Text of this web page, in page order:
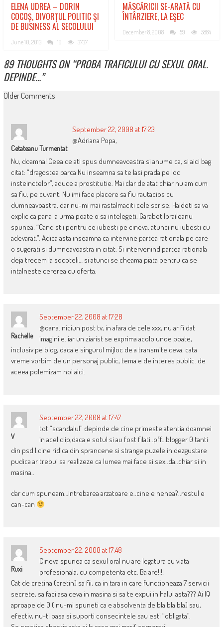
ELENA UDREA – DORIN
COCOȘ, DIVORȚUL POLITIC ŞI
DE BUSINESS AL SECOLULUI
June 10, 2013 19 3737
MĂSCĂRICII SE-ARATĂ CU
ÎNTÂRZIERE, LA EŞEC
December 8, 2008 59 5884
89 THOUGHTS ON “PROBA TRAFICULUI CU SEXUL ORAL.
DEPINDE…”
COMMENT
Older Comments
Cetateanu Turmentat
September 22, 2008 at 17:23
@Adriana Popa,
Nu, doamna! Ceea ce ati spus dumneavoastra si anume ca, si aici bag
citat: “dragostea parca Nu inseamna sa te lasi prada pe loc
insteinctelor”, aduce a prostitutie. Mai clar de atat chiar nu am cum
sa fiu, pe cuvant. Nu imi face placere sa fiu rautacios cu
dumneavoastra, dar nu-mi mai rastalmaciti cele scrise. Haideti sa va
explic ca pana la urma poate o sa intelegeti. Garabet Ibraileanu
spunea: “Cand stii pentru ce iubesti pe cineva, atunci nu iubesti cu
adevarat.”. Adica asta inseamna ca intervine partea rationala pe care
o sugerati si dumneavoastra in citat. Si intervenind partea rationala
deja trecem la socoteli… si atunci se cheama piata pentru ca se
intalneste cererea cu oferta.
Rachelle
September 22, 2008 at 17:28
@oana. niciun post tv, in afara de cele xxx, nu ar fi dat
imaginile. iar un ziarist se exprima acolo unde poate,
inclusiv pe blog, daca e singurul mijloc de a transmite ceva. cata
vreme vorbim de un personaj public, tema e de interes public. de
aceea polemizam noi aici.
V
September 22, 2008 at 17:47
tot “scandalul” depinde de cine primeste atentia doamnei
in acel clip,daca e sotul si au fost filati..pff…blogger 0 tanti
din psd 1.cine ridica din sprancene si strange puzele in dezgustare
pudica ar trebui sa realizeze ca lumea mai face si sex..da..chiar si in
masina..
dar cum spuneam…intrebarea arzatoare e..cine e nenea?..restul e
can-can
Ruxi
September 22, 2008 at 17:48
Cineva spunea ca sexul oral nu are legatura cu viata
profesionala, cu competenta etc. Ba are!!!!
Cat de cretina (cretin) sa fii, ca in tara in care functioneaza 7 servicii
secrete, sa faci asa ceva in masina si sa te expui in halul asta??? Ai IQ
aproape de 0 ( nu-mi spuneti ca e absolventa de bla bla bla) sau,
efectiv, nu-ti pasa si suporti consecintele sau esti “obligata”.